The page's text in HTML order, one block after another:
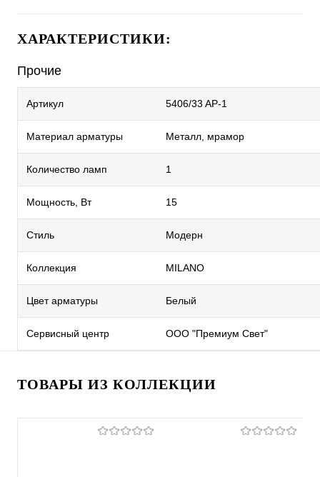
ХАРАКТЕРИСТИКИ:
Прочие
Артикул 5406/33 AP-1
Материал арматуры Металл, мрамор
Количество ламп 1
Мощность, Вт 15
Стиль Модерн
Коллекция MILANO
Цвет арматуры Белый
Сервисный центр ООО "Премиум Свет"
ТОВАРЫ ИЗ КОЛЛЕКЦИИ